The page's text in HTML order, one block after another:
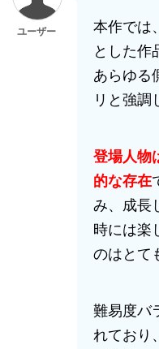
ユーザー
本作では
とした作
あらゆる
リと強調
登場人物
的な存在
み、成長
時には楽
のはとて
難易度バ
れており